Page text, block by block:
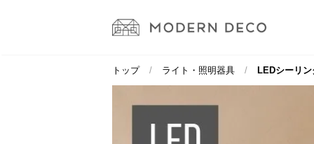
トップ ライト・照明器具 LEDシーリ